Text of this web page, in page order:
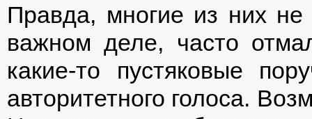
Правда, многие из них
важном деле, часто
какие-то пустяковые
авторитетного голоса.